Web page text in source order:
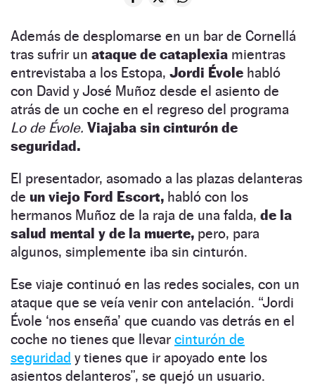
Además de desplomarse en un bar de Cornellá
tras sufrir un ataque de cataplexia mientras
entrevistaba a los Estopa, Jordi Évole habló
con David y José Muñoz desde el asiento de
atrás de un coche en el regreso del programa
Lo de Évole. Viajaba sin cinturón de
seguridad.
El presentador, asomado a las plazas delanteras
de un viejo Ford Escort, habló con los
hermanos Muñoz de la raja de una falda, de la
salud mental y de la muerte, pero, para
algunos, simplemente iba sin cinturón.
Ese viaje continuó en las redes sociales, con un
ataque que se veía venir con antelación. “Jordi
Évole ‘nos enseña’ que cuando vas detrás en el
coche no tienes que llevar cinturón de
seguridad y tienes que ir apoyado ente los
asientos delanteros”, se quejó un usuario.